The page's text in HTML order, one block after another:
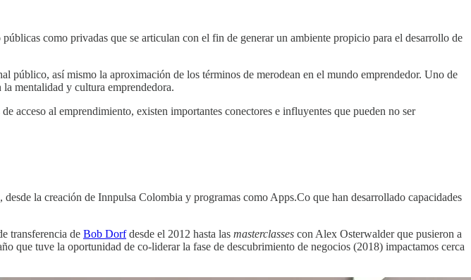
como privadas que se articulan con el fin de generar un ambiente propicio para el desarrollo de
así mismo la aproximación de los términos de merodean en el mundo emprendedor. Uno de
mentalidad y cultura emprendedora.
acceso al emprendimiento, existen importantes conectores e influyentes que pueden no ser
la creación de Innpulsa Colombia y programas como Apps.Co que han desarrollado capacidades
transferencia de Bob Dorfdesde el 2012 hasta las masterclasses con Alex Osterwalder que pusieron a
que tuve la oportunidad de co-liderar la fase de descubrimiento de negocios (2018) impactamos cerca